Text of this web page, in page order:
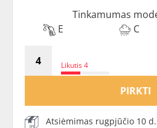
Tinkamumas
E
C
Likutis 4
PIRKTI
Atsiėmimas rugpjūčio 10 d.